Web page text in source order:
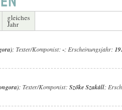
gleiches
Jahr
; Texter/Komponist: -; Erscheinungsjahr:
; Texter/Komponist: Szőke Szakáll;